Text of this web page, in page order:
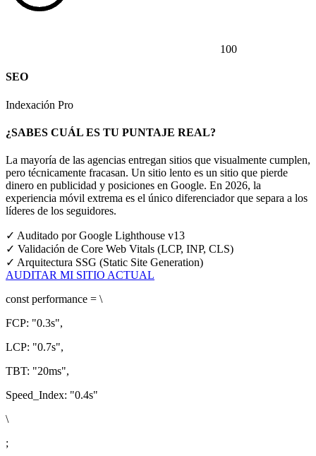
100
SEO
Indexación Pro
¿SABES CUÁL ES TU PUNTAJE REAL?
La mayoría de las agencias entregan sitios que visualmente cumplen,
pero técnicamente fracasan. Un sitio lento es un sitio que pierde
dinero en publicidad y posiciones en Google. En 2026, la
experiencia móvil extrema es el único diferenciador que separa a los
líderes de los seguidores.
✓ Auditado por Google Lighthouse v13
✓ Validación de Core Web Vitals (LCP, INP, CLS)
✓ Arquitectura SSG (Static Site Generation)
AUDITAR MI SITIO ACTUAL
const performance = \
FCP: "0.3s",
LCP: "0.7s",
TBT: "20ms",
Speed_Index: "0.4s"
\
;